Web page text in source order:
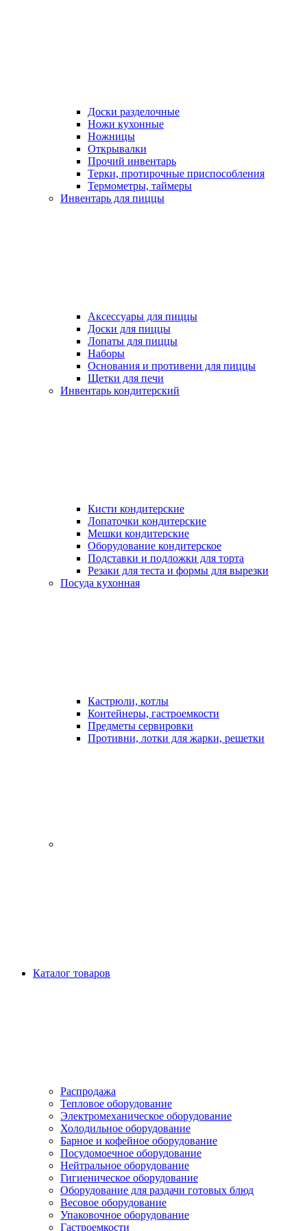
Доски разделочные
Ножи кухонные
Ножницы
Открывалки
Прочий инвентарь
Терки, протирочные приспособления
Термометры, таймеры
Инвентарь для пиццы
Аксессуары для пиццы
Доски для пиццы
Лопаты для пиццы
Наборы
Основания и противени для пиццы
Щетки для печи
Инвентарь кондитерский
Кисти кондитерские
Лопаточки кондитерские
Мешки кондитерские
Оборудование кондитерское
Подставки и подложки для торта
Резаки для теста и формы для вырезки
Посуда кухонная
Кастрюли, котлы
Контейнеры, гастроемкости
Предметы сервировки
Противни, лотки для жарки, решетки
Каталог товаров
Распродажа
Тепловое оборудование
Электромеханическое оборудование
Холодильное оборудование
Барное и кофейное оборудование
Посудомоечное оборудование
Нейтральное оборудование
Гигиеническое оборудование
Оборудование для раздачи готовых блюд
Весовое оборудование
Упаковочное оборудование
Гастроемкости